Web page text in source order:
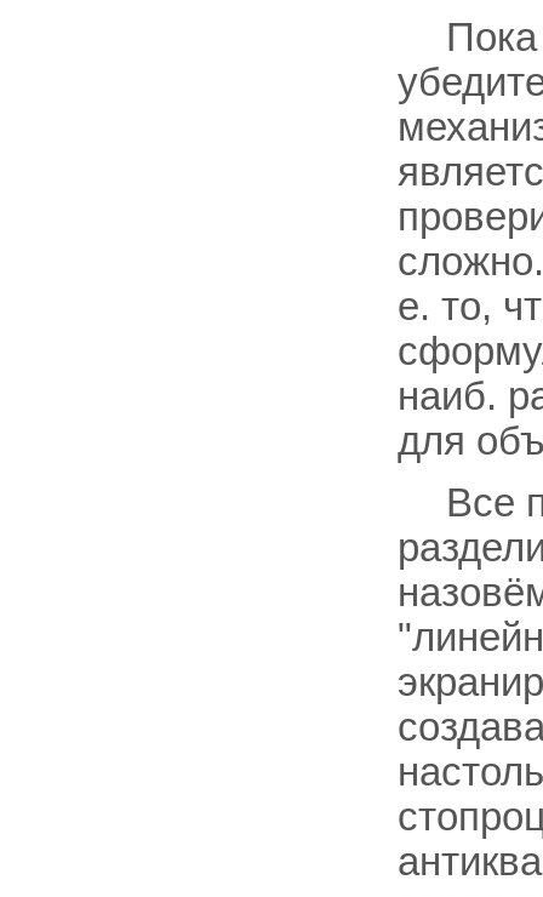
е. то,
наиб.
для
Все